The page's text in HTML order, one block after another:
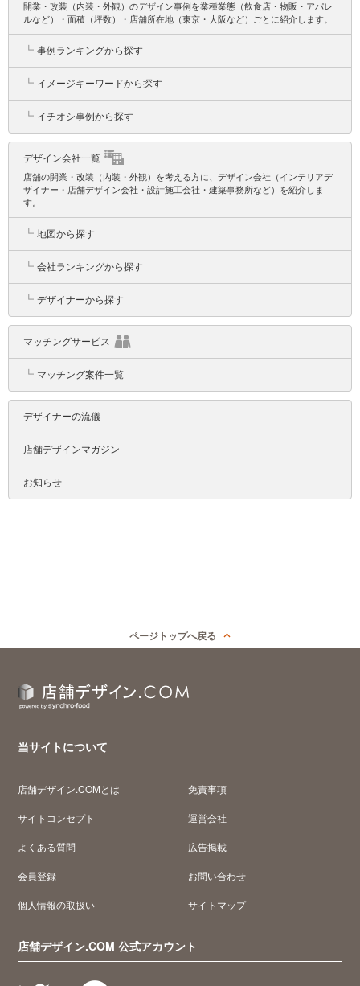
開業・改装（内装・外観）のデザイン事例を業種業態（飲食店・物販・アパレ
ルなど）・面積（坪数）・店舗所在地（東京・大阪など）ごとに紹介します。
┗ 事例ランキングから探す
┗ イメージキーワードから探す
┗ イチオシ事例から探す
デザイン会社一覧
店舗の開業・改装（内装・外観）を考える方に、デザイン会社（インテリアデ
ザイナー・店舗デザイン会社・設計施工会社・建築事務所など）を紹介しま
す。
┗ 地図から探す
┗ 会社ランキングから探す
┗ デザイナーから探す
マッチングサービス
┗ マッチング案件一覧
デザイナーの流儀
店舗デザインマガジン
お知らせ
ページトップへ戻る
当サイトについて
店舗デザイン.COMとは
サイトコンセプト
よくある質問
会員登録
個人情報の取扱い
免責事項
運営会社
広告掲載
お問い合わせ
サイトマップ
店舗デザイン.COM 公式アカウント